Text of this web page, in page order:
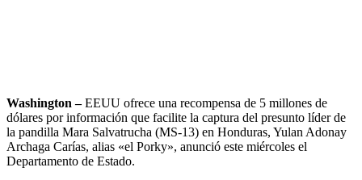
Washington –EEUU ofrece una recompensa de 5 millones de
dólares por información que facilite la captura del presunto líder de
la pandilla Mara Salvatrucha (MS-13) en Honduras, Yulan Adonay
Archaga Carías, alias «el Porky», anunció este miércoles el
Departamento de Estado.